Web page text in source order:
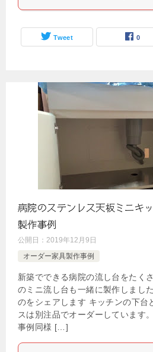
Tweet 0
病院のステンレス天板ミニキ
製作事例
公開日： 2019年12月9日
オーダー家具製作事例
新築でできる病院の流し台をたく
のミニ流し台も一緒に製作しまし
のをシェアします キッチンの下台
スは別注品でオーダーしています
事例同様 […]